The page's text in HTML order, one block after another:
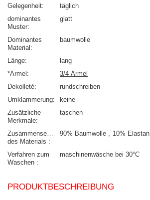
Gelegenheit
täglich
dominantes
Muster
glatt
Dominantes
Material
baumwolle
Länge
lang
*Ärmel
3/4 Ärmel
Dekolleté
rundschreiben
Umklammerung
keine
Zusätzliche
Merkmale
taschen
Zusammensetzung
des Materials
90% Baumwolle 10% Elastan
Verfahren zum
Waschen
maschinenwäsche bei 30°C
PRODUKTBESCHREIBUNG